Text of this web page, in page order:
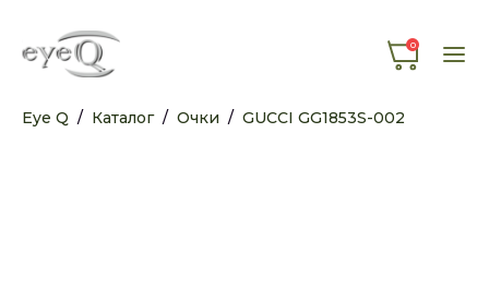
0
Eye Q / Каталог/ Очки / GUCCI GG1853S-002